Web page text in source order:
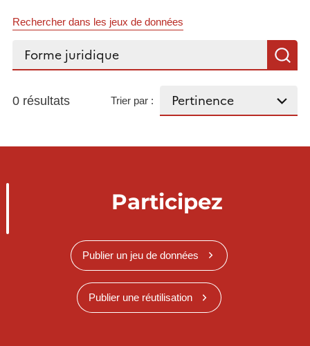
Rechercher dans les jeux de données
Rechercher...
0 résultats Trier par :
Participez
Publier un jeu de données
Publier une réutilisation